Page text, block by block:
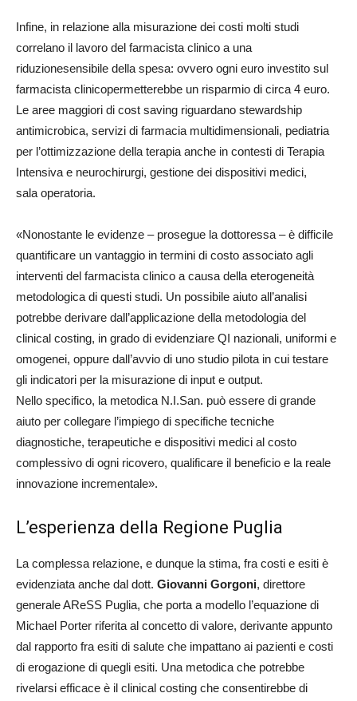
Infine, in relazione alla misurazione dei costi molti studi
correlano il lavoro del farmacista clinico a una
riduzionesensibile della spesa: ovvero ogni euro investito sul
farmacista clinicopermetterebbe un risparmio di circa 4 euro.
Le aree maggiori di cost saving riguardano stewardship
antimicrobica, servizi di farmacia multidimensionali, pediatria
per l’ottimizzazione della terapia anche in contesti di Terapia
Intensiva e neurochirurgi, gestione dei dispositivi medici,
sala operatoria.
«Nonostante le evidenze – prosegue la dottoressa –è difficile
quantificare un vantaggio in termini di costo associato agli
interventi del farmacista clinico a causa della eterogeneità
metodologica di questi studi. Un possibile aiuto all’analisi
potrebbe derivare dall’applicazione della metodologia del
clinical costing, in grado di evidenziare QI nazionali, uniformi e
omogenei, oppure dall’avvio di uno studio pilota in cui testare
gli indicatori per la misurazione di input e output.
Nello specifico, la metodica N.I.San. può essere di grande
aiuto per collegare l’impiego di specifiche tecniche
diagnostiche, terapeutiche e dispositivi medici al costo
complessivo di ogni ricovero, qualificare il beneficio e la reale
innovazione incrementale».
L’esperienza della Regione Puglia
La complessa relazione, e dunque la stima, fra costi e esiti è
evidenziata anche dal dott. Giovanni Gorgoni, direttore
generaleAReSS Puglia, che porta a modello l’equazione di
Michael Porter riferita al concetto di valore, derivante appunto
dal rapporto fra esiti di salute che impattano ai pazienti e costi
di erogazione di quegli esiti. Una metodica che potrebbe
rivelarsi efficace è il clinical costing che consentirebbe di